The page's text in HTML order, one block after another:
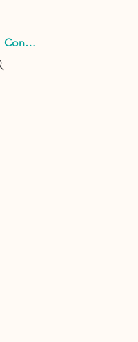
Connexion